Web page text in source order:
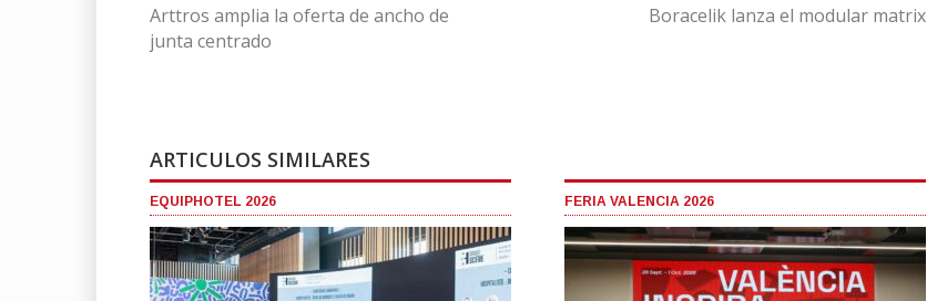
Arttros amplia la oferta de ancho de
junta centrado
Boracelik lanza el modular matrix
ARTICULOS SIMILARES
EQUIPHOTEL 2026 FERIA VALENCIA 2026